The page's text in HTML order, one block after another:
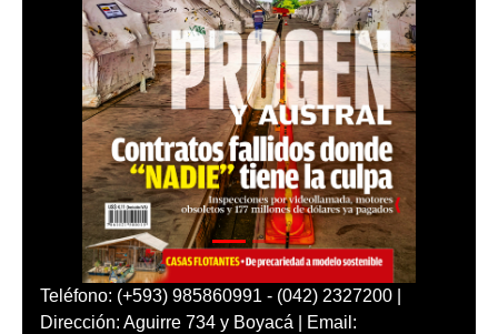
Teléfono: (+593) 985860991 - (042) 2327200 |
Dirección: Aguirre 734 y Boyacá | Email: